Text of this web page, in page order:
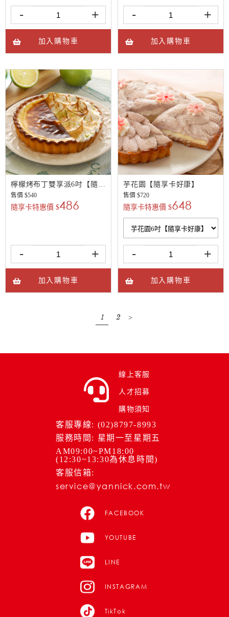
- +
加入購物車
- +
加入購物車
檸檬烤布丁雙享派6吋【隨享卡好康】
售價 $540
隨享卡特惠價 $486
- +
加入購物車
芋花園【隨享卡好康】
售價 $720
隨享卡特惠價 $648
- +
加入購物車
1 2 >
線上客服
人才招募
購物須知
客服專線: (02)8797-8993
服務時間: 星期一至星期五
AM09:00~PM18:00
(12:30~13:30為休息時間)
客服信箱:
service@yannick.com.tw
FACEBOOK
YOUTUBE
LINE
INSTAGRAM
TikTok